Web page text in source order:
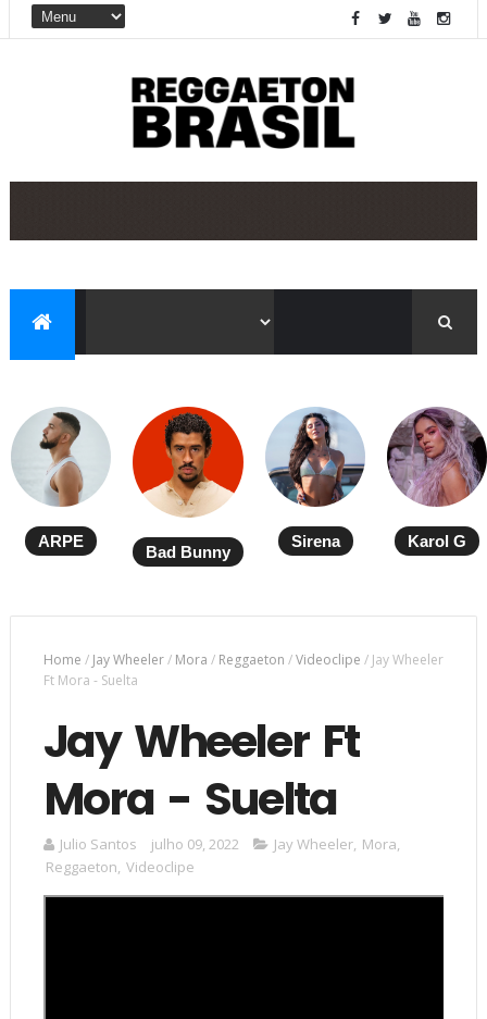
ARPE
Bad Bunny
Sirena Karol G
Home / Jay Wheeler/ Mora / Reggaeton /Videoclipe / Jay Wheeler
Ft Mora - Suelta
Jay Wheeler Ft
Mora - Suelta
Julio Santos julho 09, 2022 Jay Wheeler, Mora,
Reggaeton, Videoclipe